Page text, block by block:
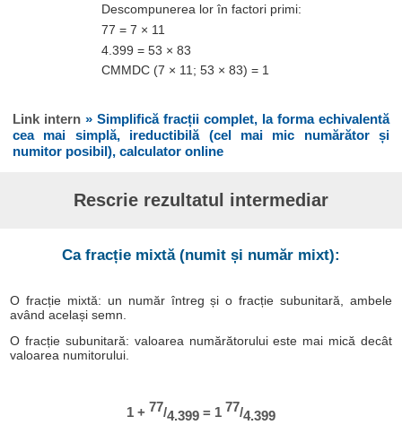
Descompunerea lor în factori primi:
77 = 7 × 11
4.399 = 53 × 83
CMMDC (7 × 11; 53 × 83) = 1
Link intern » Simplifică fracții complet, la forma echivalentă
cea mai simplă, ireductibilă (cel mai mic numărător și
numitor posibil), calculator online
Rescrie rezultatul intermediar
Ca fracție mixtă (numit și număr mixt):
O fracție mixtă: un număr întreg și o fracție subunitară, ambele
având același semn.
O fracție subunitară: valoarea numărătorului este mai mică decât
valoarea numitorului.
1 + 77/4.399 = 1 77/4.399